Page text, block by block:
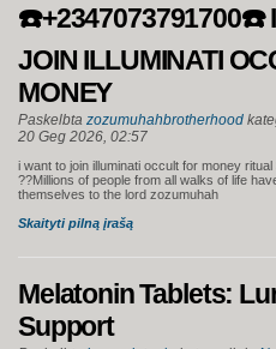
☎️+2347073791700☎️
JOIN ILLUMINATI
MONEY
Paskelbta zozumuhahbrotherhood
20 Geg 2026, 02:57
i want to join illuminati occult for money
??Millions of people from all walks of life
themselves to the lord zozumuhah
Skaityti pilną įrašą
Melatonin Tablets:
Support